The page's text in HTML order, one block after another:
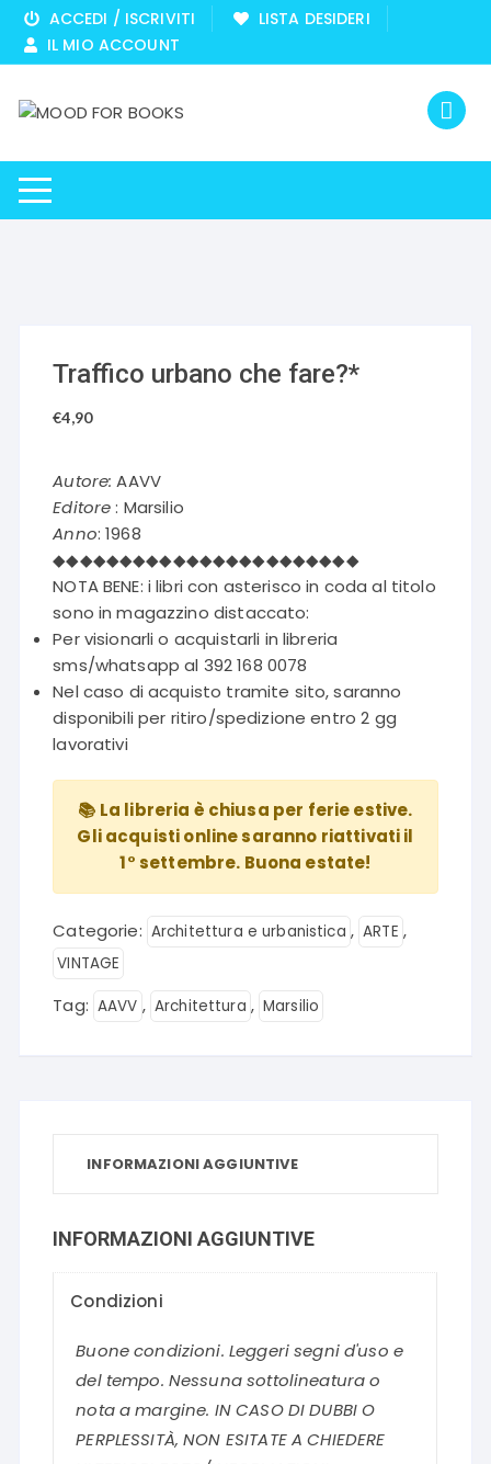
Vai
contenuto
ACCEDI / ISCRIVITI
LISTA DESIDERI
IL MIO ACCOUNT
Traffico urbano che fare?*
€4,90
Autore: AAVV
Editore: Marsilio
Anno: 1968
◆◆◆◆◆◆◆◆◆◆◆◆◆◆◆◆◆◆◆◆◆◆◆
NOTA BENE: i libri con asterisco in coda al titolo
sono in magazzino distaccato:
Per visionarli o acquistarli in libreria
sms/whatsapp al 392 168 0078
Nel caso di acquisto tramite sito, saranno
disponibili per ritiro/spedizione entro 2 gg
lavorativi
📚 La libreria è chiusa per ferie estive.
Gli acquisti online saranno riattivati il
1° settembre. Buona estate!
Categorie: Architettura e urbanistica , ARTE ,
VINTAGE
Tag: AAVV , Architettura , Marsilio
INFORMAZIONI AGGIUNTIVE
INFORMAZIONI AGGIUNTIVE
Condizioni
Buone condizioni. Leggeri segni d'uso e
del tempo. Nessuna sottolineatura o
nota a margine. IN CASO DI DUBBI O
PERPLESSITÀ, NON ESITATE A CHIEDERE